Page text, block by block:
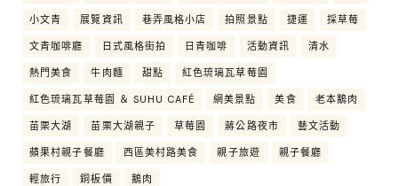
小文青 展覽資訊 巷弄風格小店 拍照景點 捷運 採草莓
文青咖啡廳 日式風格街拍 日青咖啡 活動資訊 清水
熱門美食 牛肉麵 甜點 紅色琉璃瓦草莓園
紅色琉璃瓦草莓園 ＆ SUHU CAFÉ 網美景點 美食 老本鵝肉
苗栗大湖 苗栗大湖親子 草莓園 蔣公路夜市 藝文活動
蘋果村親子餐廳 西區美村路美食 親子旅遊 親子餐廳
輕旅行 銅板價 鵝肉